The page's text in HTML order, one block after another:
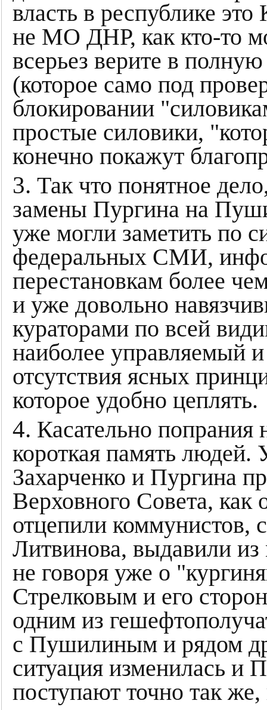
власть в республике
не МО ДНР, как кто-то
всерьез верите в
(которое само под
блокировании
простые силовики,
конечно покажут
3. Так что понятное
замены Пургина на
уже могли заметить по
федеральных СМИ,
перестановкам более
и уже довольно
кураторами по всей
наиболее управляемый
отсутствия ясных
которое удобно цеплять.
4. Касательно попрания
короткая память
Захарченко и Пургина
Верховного Совета, как
отцепили коммунистов,
Литвинова, выдавили из
не говоря уже о
Стрелковым и его
одним из
с Пушилиным и рядом
ситуация изменилась и
поступают точно так